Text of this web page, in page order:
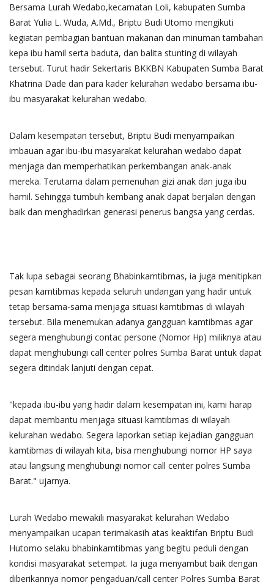
Bersama Lurah Wedabo,kecamatan Loli, kabupaten Sumba
Barat Yulia L. Wuda, A.Md., Briptu Budi Utomo mengikuti
kegiatan pembagian bantuan makanan dan minuman tambahan
kepa ibu hamil serta baduta, dan balita stunting di wilayah
tersebut. Turut hadir Sekertaris BKKBN Kabupaten Sumba Barat
Khatrina Dade dan para kader kelurahan wedabo bersama ibu-
ibu masyarakat kelurahan wedabo.
Dalam kesempatan tersebut, Briptu Budi menyampaikan
imbauan agar ibu-ibu masyarakat kelurahan wedabo dapat
menjaga dan memperhatikan perkembangan anak-anak
mereka. Terutama dalam pemenuhan gizi anak dan juga ibu
hamil. Sehingga tumbuh kembang anak dapat berjalan dengan
baik dan menghadirkan generasi penerus bangsa yang cerdas.
Tak lupa sebagai seorang Bhabinkamtibmas, ia juga menitipkan
pesan kamtibmas kepada seluruh undangan yang hadir untuk
tetap bersama-sama menjaga situasi kamtibmas di wilayah
tersebut. Bila menemukan adanya gangguan kamtibmas agar
segera menghubungi contac persone (Nomor Hp) miliknya atau
dapat menghubungi call center polres Sumba Barat untuk dapat
segera ditindak lanjuti dengan cepat.
"kepada ibu-ibu yang hadir dalam kesempatan ini, kami harap
dapat membantu menjaga situasi kamtibmas di wilayah
kelurahan wedabo. Segera laporkan setiap kejadian gangguan
kamtibmas di wilayah kita, bisa menghubungi nomor HP saya
atau langsung menghubungi nomor call center polres Sumba
Barat." ujarnya.
Lurah Wedabo mewakili masyarakat kelurahan Wedabo
menyampaikan ucapan terimakasih atas keaktifan Briptu Budi
Hutomo selaku bhabinkamtibmas yang begitu peduli dengan
kondisi masyarakat setempat. Ia juga menyambut baik dengan
diberikannya nomor pengaduan/call center Polres Sumba Barat